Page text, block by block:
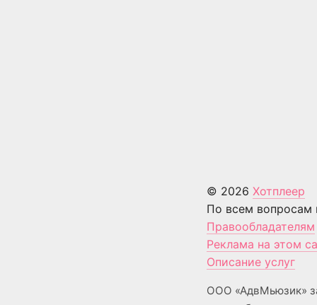
© 2026 Хотплеер
По всем вопросам
Правообладателям
Реклама на этом
Описание услуг
ООО «АдвМьюзик»